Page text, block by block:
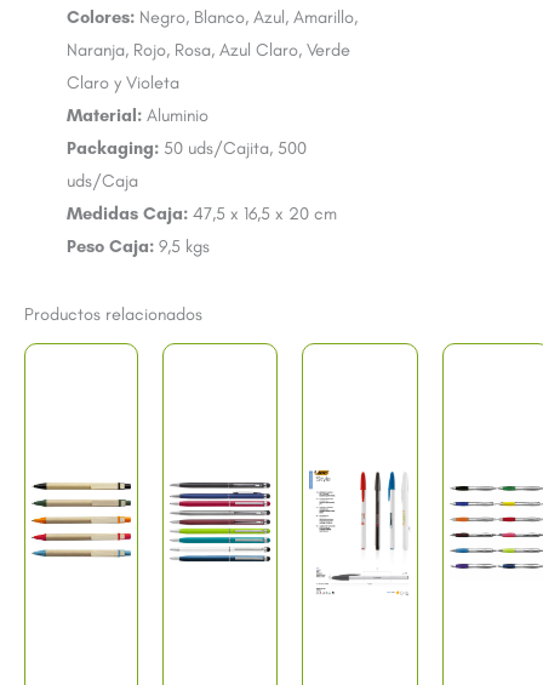
Colores: Negro, Blanco, Azul, Amarillo,
Naranja, Rojo, Rosa, Azul Claro, Verde
Claro y Violeta
Material: Aluminio
Packaging: 50 uds/Cajita, 500
uds/Caja
Medidas Caja: 47,5 x 16,5 x 20 cm
Peso Caja: 9,5 kgs
Productos relacionados